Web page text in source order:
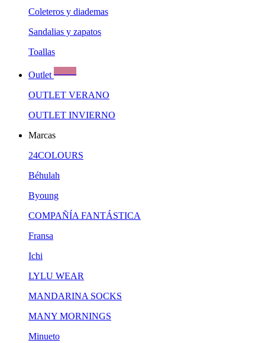
Coleteros y diademas
Sandalias y zapatos
Toallas
Outlet
OUTLET VERANO
OUTLET INVIERNO
Marcas
24COLOURS
Béhulah
Byoung
COMPAÑÍA FANTÁSTICA
Fransa
Ichi
LYLU WEAR
MANDARINA SOCKS
MANY MORNINGS
Minueto